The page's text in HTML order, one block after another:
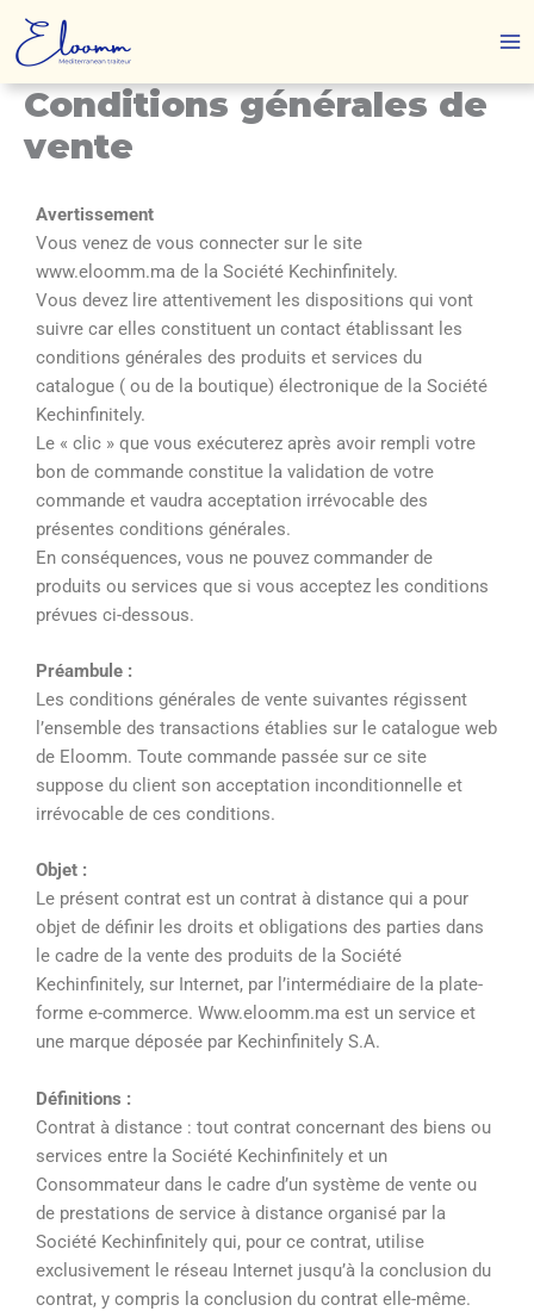
Aller
au
contenu
Conditions générales de
vente
Avertissement
Vous venez de vous connecter sur le site
www.eloomm.ma de la Société Kechinfinitely.
Vous devez lire attentivement les dispositions qui vont
suivre car elles constituent un contact établissant les
conditions générales des produits et services du
catalogue ( ou de la boutique) électronique de la Société
Kechinfinitely.
Le « clic » que vous exécuterez après avoir rempli votre
bon de commande constitue la validation de votre
commande et vaudra acceptation irrévocable des
présentes conditions générales.
En conséquences, vous ne pouvez commander de
produits ou services que si vous acceptez les conditions
prévues ci-dessous.
Préambule :
Les conditions générales de vente suivantes régissent
l’ensemble des transactions établies sur le catalogue web
de Eloomm. Toute commande passée sur ce site
suppose du client son acceptation inconditionnelle et
irrévocable de ces conditions.
Objet :
Le présent contrat est un contrat à distance qui a pour
objet de définir les droits et obligations des parties dans
le cadre de la vente des produits de la Société
Kechinfinitely, sur Internet, par l’intermédiaire de la plate-
forme e-commerce. Www.eloomm.ma est un service et
une marque déposée par Kechinfinitely S.A.
Définitions :
Contrat à distance : tout contrat concernant des biens ou
services entre la Société Kechinfinitely et un
Consommateur dans le cadre d’un système de vente ou
de prestations de service à distance organisé par la
Société Kechinfinitely qui, pour ce contrat, utilise
exclusivement le réseau Internet jusqu’à la conclusion du
contrat, y compris la conclusion du contrat elle-même.